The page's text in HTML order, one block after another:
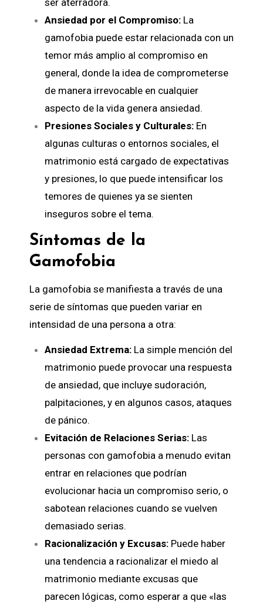
ser aterradora.
Ansiedad por el Compromiso: La
gamofobia puede estar relacionada con un
temor más amplio al compromiso en
general, donde la idea de comprometerse
de manera irrevocable en cualquier
aspecto de la vida genera ansiedad.
Presiones Sociales y Culturales: En
algunas culturas o entornos sociales, el
matrimonio está cargado de expectativas
y presiones, lo que puede intensificar los
temores de quienes ya se sienten
inseguros sobre el tema.
Síntomas de la
Gamofobia
La gamofobia se manifiesta a través de una
serie de síntomas que pueden variar en
intensidad de una persona a otra:
Ansiedad Extrema: La simple mención del
matrimonio puede provocar una respuesta
de ansiedad, que incluye sudoración,
palpitaciones, y en algunos casos, ataques
de pánico.
Evitación de Relaciones Serias: Las
personas con gamofobia a menudo evitan
entrar en relaciones que podrían
evolucionar hacia un compromiso serio, o
sabotean relaciones cuando se vuelven
demasiado serias.
Racionalización y Excusas: Puede haber
una tendencia a racionalizar el miedo al
matrimonio mediante excusas que
parecen lógicas, como esperar a que «las